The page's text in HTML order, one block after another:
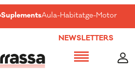
SuplementsAula-Habitatge-Motor-
NEWSLETTERS